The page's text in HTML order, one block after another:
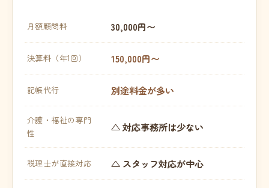
月額顧問料 30,000円〜
決算料（年1回） 150,000円〜
記帳代行 別途料金が多い
介護・福祉の専門
性
△ 対応事務所は少ない
税理士が直接対応 △ スタッフ対応が中心